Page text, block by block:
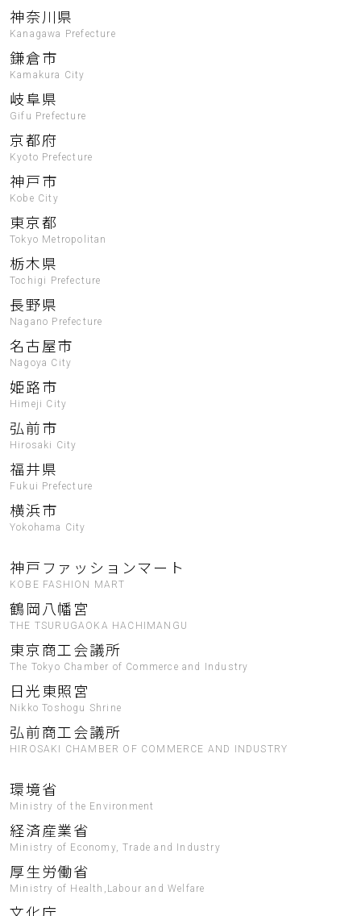
神奈川県
Kanagawa Prefecture
鎌倉市
Kamakura City
岐阜県
Gifu Prefecture
京都府
Kyoto Prefecture
神戸市
Kobe City
東京都
Tokyo Metropolitan
栃木県
Tochigi Prefecture
長野県
Nagano Prefecture
名古屋市
Nagoya City
姫路市
Himeji City
弘前市
Hirosaki City
福井県
Fukui Prefecture
横浜市
Yokohama City
神戸ファッションマート
KOBE FASHION MART
鶴岡八幡宮
THE TSURUGAOKA HACHIMANGU
東京商工会議所
The Tokyo Chamber of Commerce and Industry
日光東照宮
Nikko Toshogu Shrine
弘前商工会議所
HIROSAKI CHAMBER OF COMMERCE AND INDUSTRY
環境省
Ministry of the Environment
経済産業省
Ministry of Economy, Trade and Industry
厚生労働省
Ministry of Health,Labour and Welfare